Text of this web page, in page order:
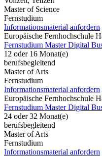
Master of Science
Fernstudium
Informationsmaterial anfordern
Europäische Fernhochschule
Fernstudium Master Digital
12 oder 16 Monat(e)
berufsbegleitend
Master of Arts
Fernstudium
Informationsmaterial anfordern
Europäische Fernhochschule
Fernstudium Master Digital
24 oder 32 Monat(e)
berufsbegleitend
Master of Arts
Fernstudium
Informationsmaterial anfordern